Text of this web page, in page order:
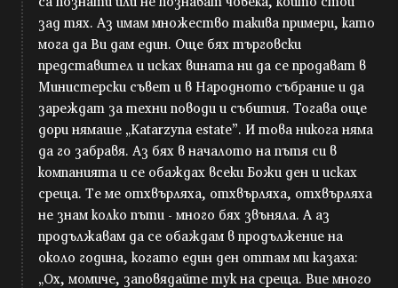
зад тях. Аз имам множество такива примери, като
мога да Ви дам един. Още бях търговски
представител и исках вината ни да се продават в
Министерски съвет и в Народното събрание и да
зареждат за техни поводи и събития. Тогава още
дори нямаше „Katarzyna estate”. И това никога няма
да го забравя. Аз бях в началото на пътя си в
компанията и се обаждах всеки Божи ден и исках
среща. Те ме отхвърляха, отхвърляха, отхвърляха
не знам колко пъти - много бях звъняла. А аз
продължавам да се обаждам в продължение на
около година, когато един ден оттам ми казаха:
„Ох, момиче, заповядайте тук на среща. Вие много